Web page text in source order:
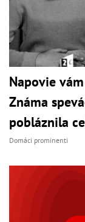
Napovie
Známa
pobláznila
Domáci prominenti